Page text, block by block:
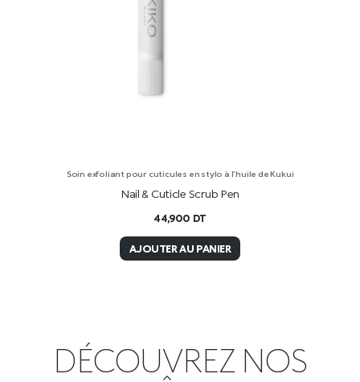
Soin exfoliant pour cuticules en stylo à l’huile de Kukui
Nail & Cuticle Scrub Pen
44,900 DT
AJOUTER AU PANIER
DÉCOUVREZ NOS